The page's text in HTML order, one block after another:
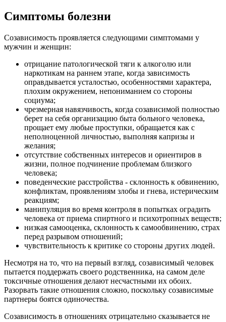
Симптомы болезни
Созависимость проявляется следующими симптомами у
мужчин и женщин:
отрицание патологической тяги к алкоголю или
наркотикам на раннем этапе, когда зависимость
оправдывается усталостью, особенностями характера,
плохим окружением, непониманием со стороны
социума;
чрезмерная навязчивость, когда созависимой полностью
берет на себя организацию быта больного человека,
прощает ему любые проступки, обращается как с
неполноценной личностью, выполняя капризы и
желания;
отсутствие собственных интересов и ориентиров в
жизни, полное подчинение проблемам близкого
человека;
поведенческие расстройства - склонность к обвинению,
конфликтам, проявлениям злобы и гнева, истерическим
реакциям;
манипуляция во время контроля в попытках оградить
человека от приема спиртного и психотропных веществ;
низкая самооценка, склонность к самообвинению, страх
перед разрывом отношений;
чувствительность к критике со стороны других людей.
Несмотря на то, что на первый взгляд, созависимый человек
пытается поддержать своего родственника, на самом деле
токсичные отношения делают несчастными их обоих.
Разорвать такие отношения сложно, поскольку созависимые
партнеры боятся одиночества.
Созависимость в отношениях отрицательно сказывается не